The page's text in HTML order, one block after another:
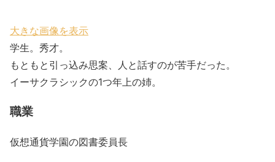
大きな画像を表示
学生。秀才。
もともと引っ込み思案、人と話すのが苦手だった。
イーサクラシックの1つ年上の姉。
職業
仮想通貨学園の図書委員長